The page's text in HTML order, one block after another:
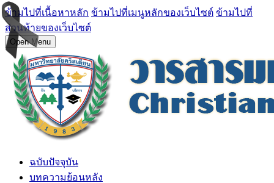
ข้ามไปที่เนื้อหาหลัก ข้ามไปที่เมนูหลักของเว็บไซต์ ข้ามไปที่
ส่วนท้ายของเว็บไซต์
Open Menu
ฉบับปัจจุบัน
บทความย้อนหลัง